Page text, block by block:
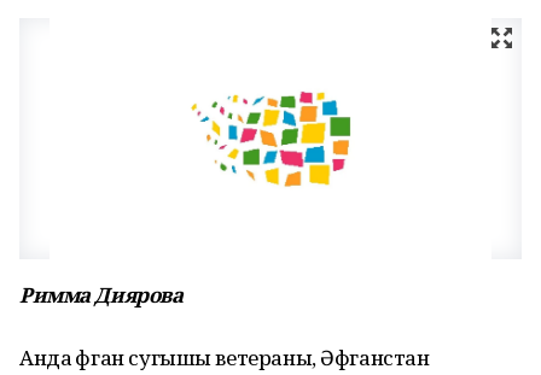
Римма Диярова
Анда әфган сугышы ветераны, Әфганстан